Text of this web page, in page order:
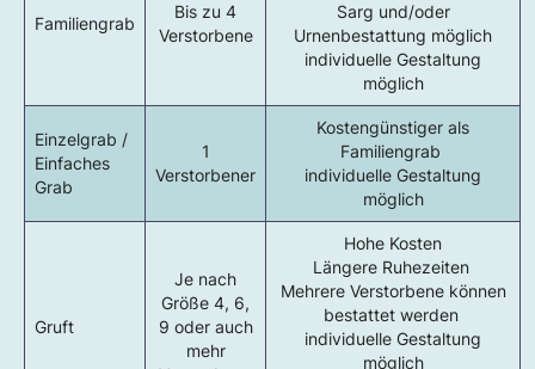
Familiengrab
Bis zu 4
Verstorbene
Sarg und/oder
Urnenbestattung möglich
individuelle Gestaltung
möglich
Einzelgrab /
Einfaches
Grab
1
Verstorbener
Kostengünstiger als
Familiengrab
individuelle Gestaltung
möglich
Gruft
Je nach
Größe 4, 6,
9 oder auch
mehr
Hohe Kosten
Längere Ruhezeiten
Mehrere Verstorbene können
bestattet werden
individuelle Gestaltung
möglich